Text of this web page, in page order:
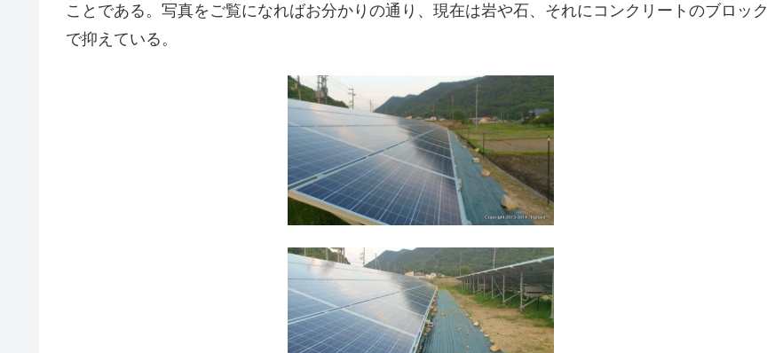
ことである。写真をご覧になればお分かりの通り、現在は岩や石、それにコンクリートのブロック
で抑えている。